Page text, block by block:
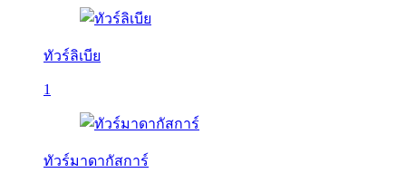
ทัวร์ลิเบีย
1
ทัวร์มาดากัสการ์